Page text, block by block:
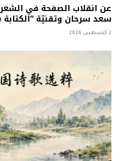
عن انقلاب الصفحة في
سعد سرحان وتقنيّة “الكتابة
2 أغسطس 2026